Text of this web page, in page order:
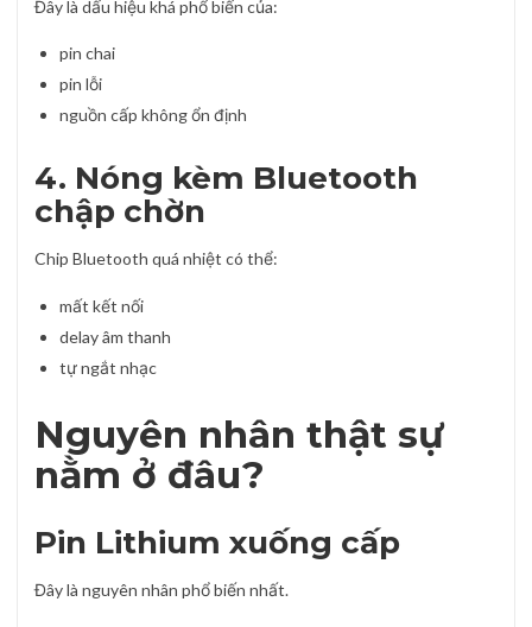
Đây là dấu hiệu khá phổ biến của:
pin chai
pin lỗi
nguồn cấp không ổn định
4. Nóng kèm Bluetooth
chập chờn
Chip Bluetooth quá nhiệt có thể:
mất kết nối
delay âm thanh
tự ngắt nhạc
Nguyên nhân thật sự
nằm ở đâu?
Pin Lithium xuống cấp
Đây là nguyên nhân phổ biến nhất.